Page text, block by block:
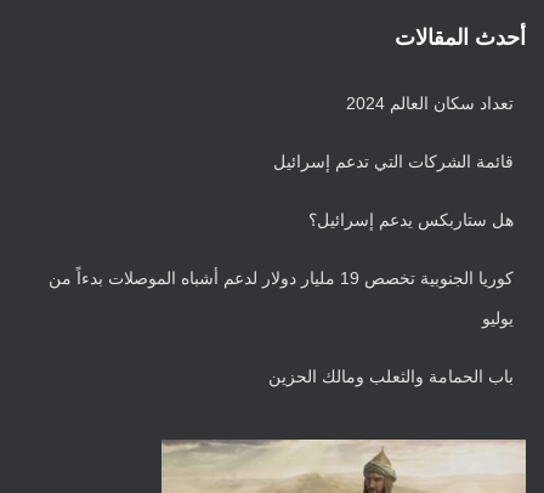
ر
ف
أحدث المقالات
تعداد سكان العالم 2024
قائمة الشركات التي تدعم إسرائيل
هل ستاربكس يدعم إسرائيل؟
كوريا الجنوبية تخصص 19 مليار دولار لدعم أشباه الموصلات بدءاً من
يوليو
باب الحمامة والثعلب ومالك الحزين